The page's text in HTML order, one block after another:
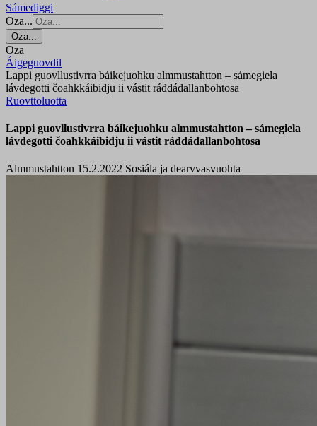
Sámediggi
Oza...
Oza...
Oza
Áigeguovdil
Lappi guovllustivrra báikejuohku almmustahtton – sámegiela
lávdegotti čoahkkáibidju ii vástit ráđđádallanbohtosa
Ruovttoluotta
Lappi guovllustivrra báikejuohku almmustahtton – sámegiela
lávdegotti čoahkkáibidju ii vástit ráđđádallanbohtosa
Almmustahtton 15.2.2022 Sosiála ja dearvvasvuohta